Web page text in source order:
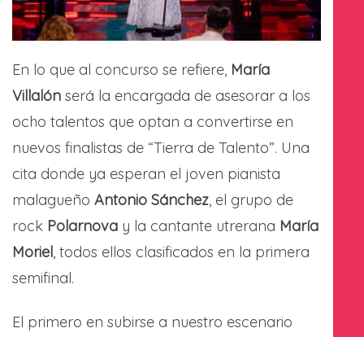
En lo que al concurso se refiere, María
Villalón será la encargada de asesorar a los
ocho talentos que optan a convertirse en
nuevos finalistas de “Tierra de Talento”. Una
cita donde ya esperan el joven pianista
malagueño Antonio Sánchez, el grupo de
rock Polarnova y la cantante utrerana María
Moriel, todos ellos clasificados en la primera
semifinal.
El primero en subirse a nuestro escenario